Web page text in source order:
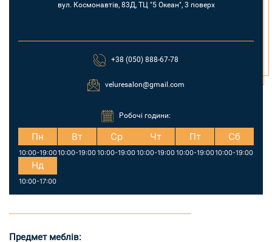
вул. Космонавтів, 83Д, ТЦ "5 Океан", 3 поверх
+38 (050) 888-67-78
veluresalon@gmail.com
Робочі години:
Пн
10:00-19:00
Вт
10:00-19:00
Ср
10:00-19:00
Чт
10:00-19:00
Пт
10:00-19:00
Сб
10:00-19:00
Нд
10:00-17:00
Предмет меблів: